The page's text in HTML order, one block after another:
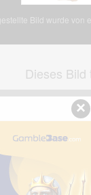
Bild wurde von
Dieses Bild
Dir gefällt
mit deinen
×